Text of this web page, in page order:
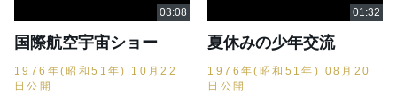
国際航空宇宙ショー
1976年(昭和51年) 10月22
日公開
夏休みの少年交流
1976年(昭和51年) 08月20
日公開